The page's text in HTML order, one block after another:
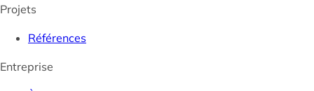
Projets
Références
Entreprise